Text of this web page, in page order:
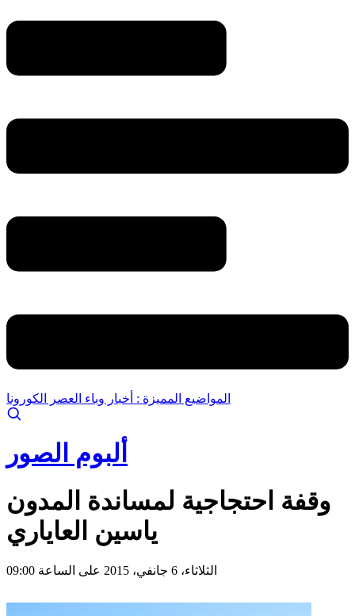
المواضيع المميزة : أخبار وباء العصر الكورونا
ألبوم الصور
وقفة احتجاجية لمساندة المدون
ياسين العاياري
الثلاثاء، 6 جانفي، 2015 على الساعة 09:00